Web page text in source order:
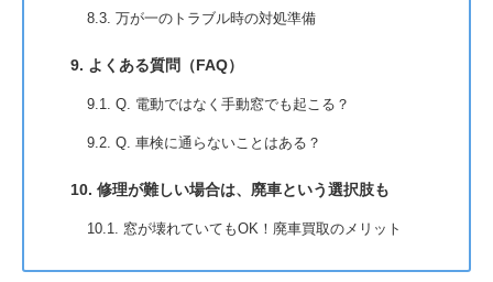
8.3. 万が一のトラブル時の対処準備
9. よくある質問（FAQ）
9.1. Q. 電動ではなく手動窓でも起こる？
9.2. Q. 車検に通らないことはある？
10. 修理が難しい場合は、廃車という選択肢も
10.1. 窓が壊れていてもOK！廃車買取のメリット